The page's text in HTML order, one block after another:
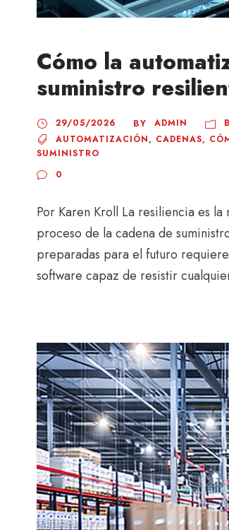
Cómo la
suministro
29/05/2026 BY ADMIN
AUTOMATIZACIÓN, CADENAS,
SUMINISTRO
0
Por Karen Kroll La resiliencia es
proceso de la cadena de
preparadas para el futuro
software capaz de resistir